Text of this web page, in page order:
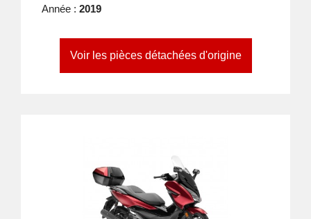
Année : 2019
Voir les pièces détachées d'origine